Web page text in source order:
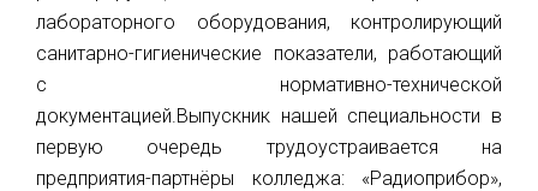
лабораторного оборудования, контролирующий
санитарно-гигиенические показатели, работающий
с нормативно-технической
документацией.Выпускник нашей специальности в
первую очередь трудоустраивается на
предприятия-партнёры колледжа: «Радиоприбор»,